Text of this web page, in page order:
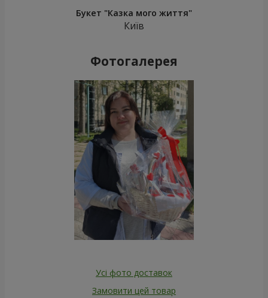
Букет "Казка мого життя"
Київ
Фотогалерея
Усі фото доставок
Замовити цей товар